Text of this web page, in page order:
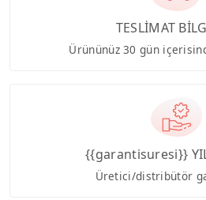
TESLİMAT
Ürününüz 30 gün
{{garantisuresi}}
Üretici/distribütör